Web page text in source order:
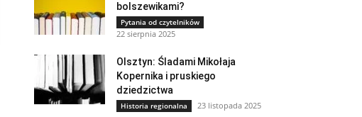
bolszewikami?
Pytania od czytelników
22 sierpnia 2025
Olsztyn: Śladami Mikołaja
Kopernika i pruskiego
dziedzictwa
Historia regionalna 23 listopada 2025